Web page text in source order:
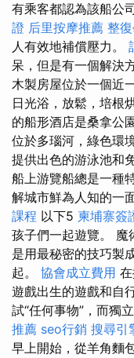
有乘客都認為該船公
證 后里按摩推薦 整
人有效地補償壓力。
呆，但是有一個解決
木製房屋位於一個近
日光浴，放鬆，培根
的船形酒店是桑拿公
位於多瑙河，綠色環
提供出色的游泳池和
船上游覽船總是一種
解城市鮮為人知的一
課程 以下5 柬埔寨簽
孩子們一起遊覽。
是用最秘密的技巧製
起。 協會成立費用
遊戲出生的遊戲和自
試“任何事物”，而獨
推薦 seo行銷 搜尋引
早上開始，從羊角麵